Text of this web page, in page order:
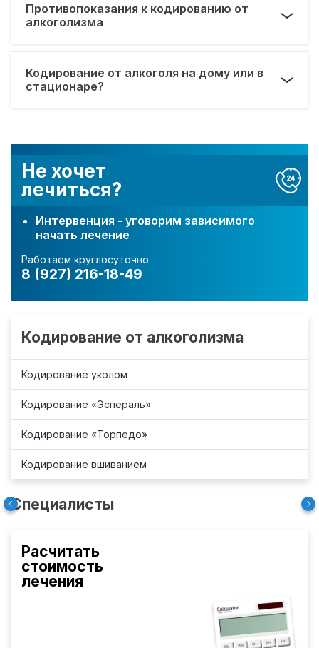
Не хочет
лечиться?
Интервенция - уговорим зависимого
начать лечение
Работаем круглосуточно:
8 (927) 216-18-49
Кодирование от алкоголизма
Кодирование уколом
Кодирование «Эспераль»
Кодирование «Торпедо»
Кодирование вшиванием
Специалисты
Расчитать
стоимость
лечения
Противопоказания к кодированию от
алкоголизма
Кодирование от алкоголя на дому или в
стационаре?